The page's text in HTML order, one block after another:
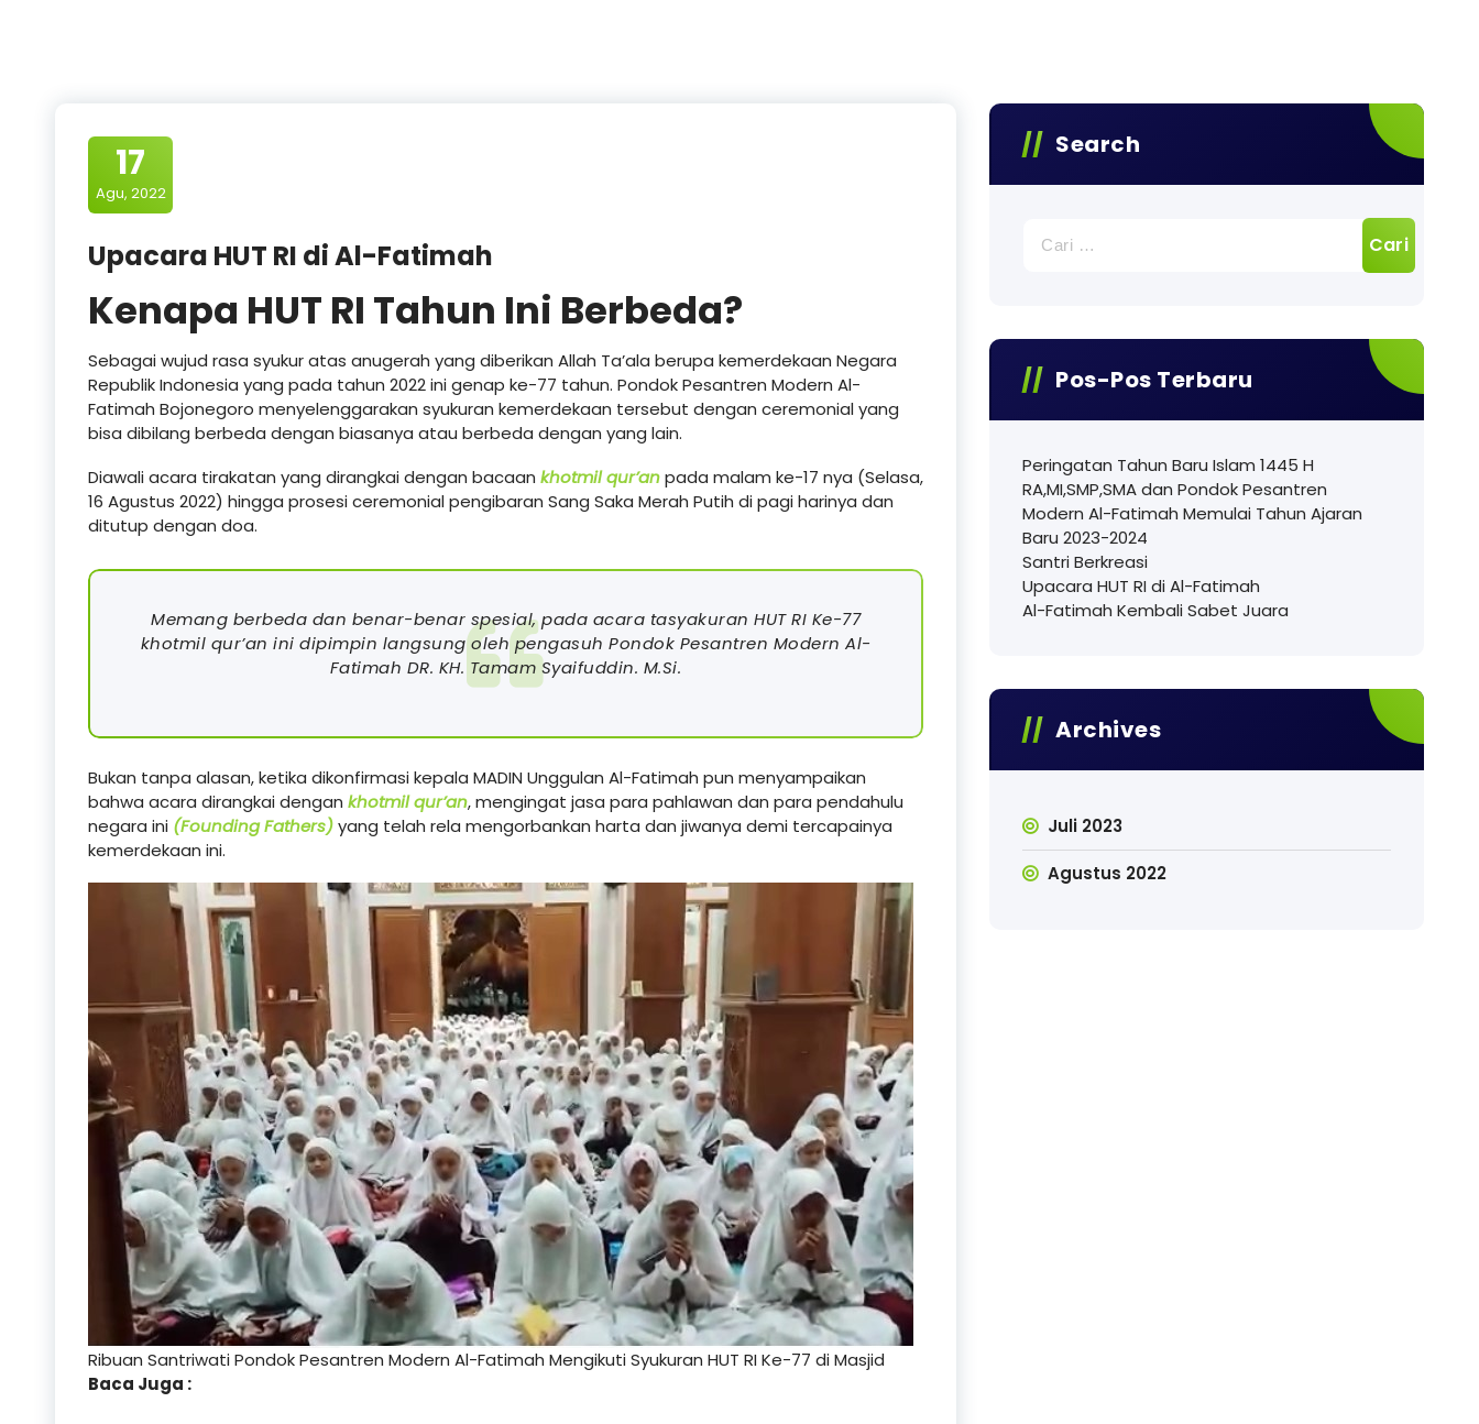
17
Agu, 2022
Upacara HUT RI di Al-Fatimah
Kenapa HUT RI Tahun Ini Berbeda?
Sebagai wujud rasa syukur atas anugerah yang diberikan Allah Ta’ala berupa kemerdekaan Negara
Republik Indonesia yang pada tahun 2022 ini genap ke-77 tahun. Pondok Pesantren Modern Al-
Fatimah Bojonegoro menyelenggarakan syukuran kemerdekaan tersebut dengan ceremonial yang
bisa dibilang berbeda dengan biasanya atau berbeda dengan yang lain.
Diawali acara tirakatan yang dirangkai dengan bacaan khotmil qur’anpada malam ke-17 nya (Selasa,
16 Agustus 2022) hingga prosesi ceremonial pengibaran Sang Saka Merah Putih di pagi harinya dan
ditutup dengan doa.
Memang berbeda dan benar-benar spesial, pada acara tasyakuran HUT RI Ke-77
khotmil qur’an ini dipimpin langsung oleh pengasuh Pondok Pesantren Modern Al-
Fatimah DR. KH. Tamam Syaifuddin. M.Si.
Bukan tanpa alasan, ketika dikonfirmasi kepala MADIN Unggulan Al-Fatimah pun menyampaikan
bahwa acara dirangkai dengan khotmil qur’an, mengingat jasa para pahlawan dan para pendahulu
negara ini (Founding Fathers)yang telah rela mengorbankan harta dan jiwanya demi tercapainya
kemerdekaan ini.
Ribuan Santriwati Pondok Pesantren Modern Al-Fatimah Mengikuti Syukuran HUT RI Ke-77 di Masjid
Baca Juga :
Search
untuk:
Pos-Pos Terbaru
Peringatan Tahun Baru Islam 1445 H
RA,MI,SMP,SMA dan Pondok Pesantren
Modern Al-Fatimah Memulai Tahun Ajaran
Baru 2023-2024
Santri Berkreasi
Upacara HUT RI di Al-Fatimah
Al-Fatimah Kembali Sabet Juara
Archives
Juli 2023
Agustus 2022